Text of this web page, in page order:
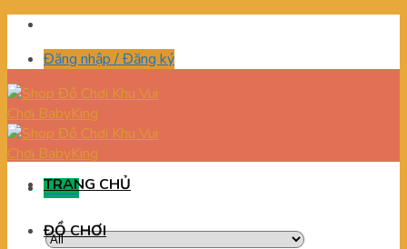
Skip
contentĐăng nhập / Đăng ký
Menu
TRANG CHỦ
ĐỒ CHƠI